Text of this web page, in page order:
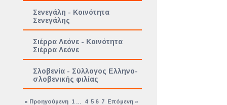
Σενεγάλη - Κοινότητα
Σενεγάλης
Σιέρρα Λεόνε - Κοινότητα
Σιέρρα Λεόνε
Σλοβενία - Σύλλογος Ελληνο-
σλοβενικής φιλίας
« Προηγούμενη 1 4 5 6 7 Επόμενη »